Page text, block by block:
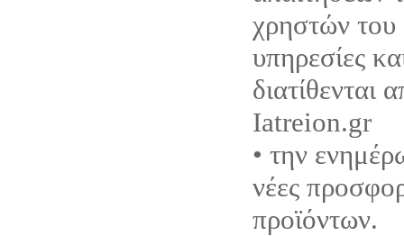
χρηστών του
υπηρεσίες
διατίθενται
Iatreion.gr
• την
νέες
προϊόντων.